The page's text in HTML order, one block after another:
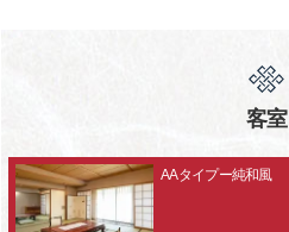
客室
AAタイプー純和風